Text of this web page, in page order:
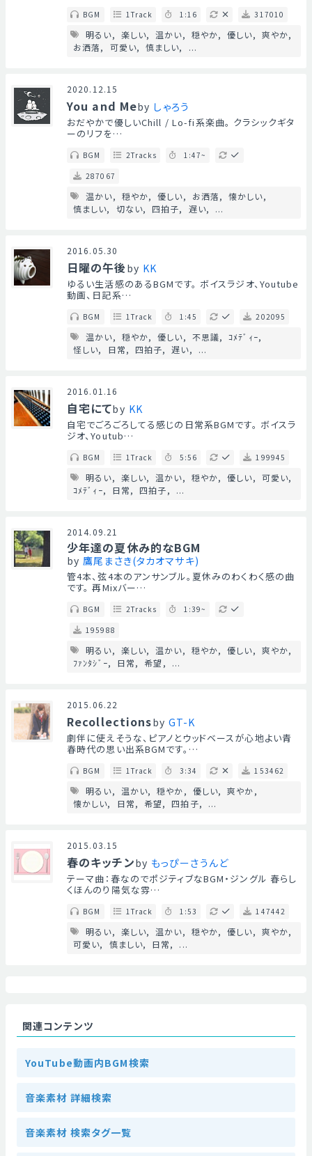
BGM 1Track 1:16 317010
明るい 楽しい 温かい 穏やか 優しい
爽やか
お洒落
可愛い 慎ましい ...
2020.12.15
You and Meby しゃろう
おだやかで優しいChill / Lo-fi系楽曲。 クラシックギタ
ーのリフを…
BGM 2Tracks
1:47~
287067
温かい 穏やか 優しい お洒落
懐かしい
慎ましい
切ない 四拍子 遅い ...
2016.05.30
日曜の午後by KK
ゆるい生活感のあるBGMです。 ボイスラジオ、Youtube
動画、日記系…
BGM 1Track 1:45 202095
温かい 穏やか 優しい 不思議
ｺﾒﾃﾞｨｰ
怪しい
日常 四拍子 遅い ...
2016.01.16
自宅にてby KK
自宅でごろごろしてる感じの日常系BGMです。 ボイスラ
ジオ、Youtub…
BGM 1Track 5:56 199945
明るい 楽しい 温かい 穏やか 優しい
可愛い
ｺﾒﾃﾞｨｰ
日常 四拍子 ...
2014.09.21
少年達の夏休み的なBGM
by 鷹尾まさき(タカオマサキ)
管4本、弦4本のアンサンブル。夏休みのわくわく感の曲
です。 再Mixバー…
BGM 2Tracks
1:39~
195988
明るい 楽しい 温かい 穏やか 優しい
爽やか
ﾌｧﾝﾀｼﾞｰ
日常 希望 ...
2015.06.22
Recollectionsby GT-K
劇伴に使えそうな、ピアノとウッドベースが心地よい青
春時代の思い出系BGMです。…
BGM 1Track 3:34 153462
明るい 温かい 穏やか 優しい
爽やか
懐かしい
日常 希望 四拍子 ...
2015.03.15
春のキッチンby もっぴーさうんど
テーマ曲：春なのでポジティブなBGM・ジングル 春らし
くほんのり陽気な雰…
BGM 1Track 1:53 147442
明るい 楽しい 温かい 穏やか 優しい
爽やか
可愛い
慎ましい 日常 ...
関連コンテンツ
YouTube動画内BGM検索
音楽素材 詳細検索
音楽素材 検索タグ一覧